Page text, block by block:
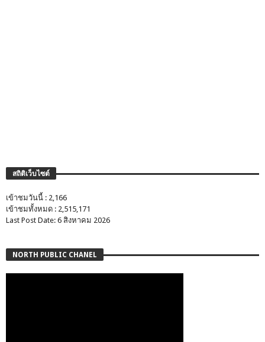
สถิติเว็บไซต์
เข้าชมวันนี้ : 2,166
เข้าชมทั้งหมด : 2,515,171
Last Post Date: 6 สิงหาคม 2026
NORTH PUBLIC CHANEL